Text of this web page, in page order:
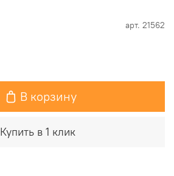
арт. 21562
В корзину
Купить в 1 клик